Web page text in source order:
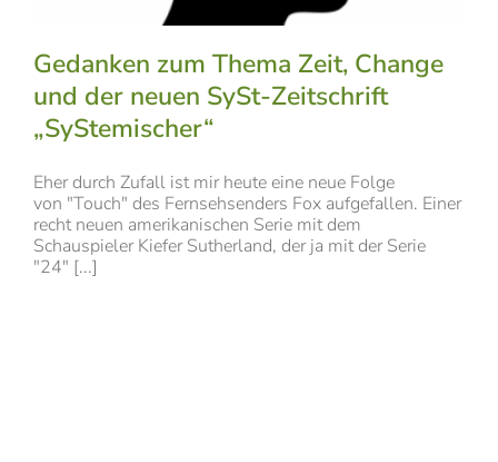
Gedanken zum Thema Zeit, Change
und der neuen SySt-Zeitschrift
„SyStemischer“
Eher durch Zufall ist mir heute eine neue Folge
von "Touch" des Fernsehsenders Fox aufgefallen. Einer
recht neuen amerikanischen Serie mit dem
Schauspieler Kiefer Sutherland, der ja mit der Serie
"24" [...]